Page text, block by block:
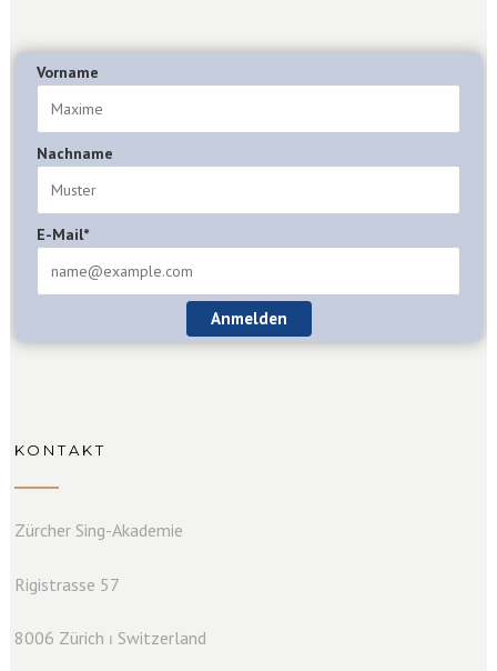
Vorname
Nachname
E-Mail*
Anmelden
KONTAKT
Zürcher Sing-Akademie
Rigistrasse 57
8006 Zürich ⏐ Switzerland